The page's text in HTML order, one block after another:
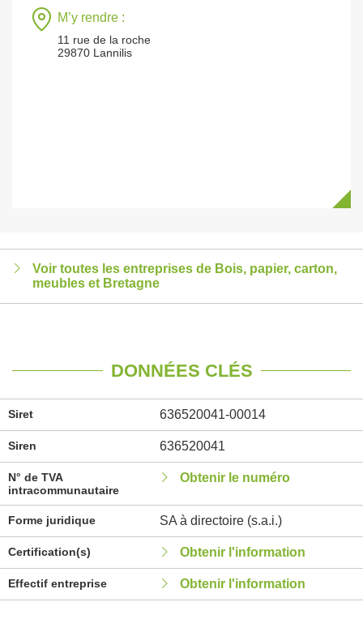
M’y rendre :
11 rue de la roche
29870 Lannilis
Voir toutes les entreprises de Bois, papier, carton,
meubles et Bretagne
DONNÉES CLÉS
Siret 636520041-00014
Siren 636520041
N° de TVA
intracommunautaire
Obtenir le numéro
Forme juridique SA à directoire (s.a.i.)
Certification(s) Obtenir l'information
Effectif entreprise Obtenir l'information